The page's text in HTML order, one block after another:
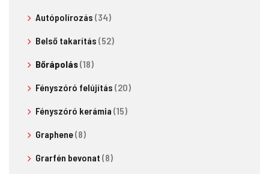
Autópolírozás (34)
Belső takarítás (52)
Bőrápolás(18)
Fényszóró felújítás (20)
Fényszóró kerámia (15)
Graphene(8)
Grarfén bevonat (8)